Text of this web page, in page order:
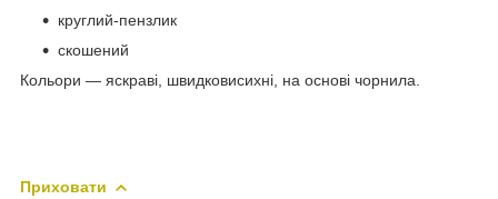
круглий-пензлик
скошений
Кольори — яскраві, швидковисихні, на основі чорнила.
Приховати